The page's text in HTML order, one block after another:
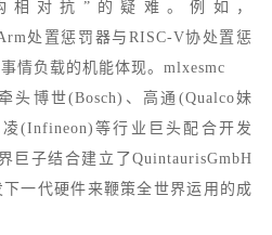
相对抗”的疑难。例如，
处置惩罚器与RISC-V协处置惩
情负载的机能体现。mlxesmc
头博世(Bosch)、高通(Qualco妹
(Infineon)等行业巨头配合开发
巨子结合建立了QuintaurisGmbH
一代硬件来鞭策全世界运用的成